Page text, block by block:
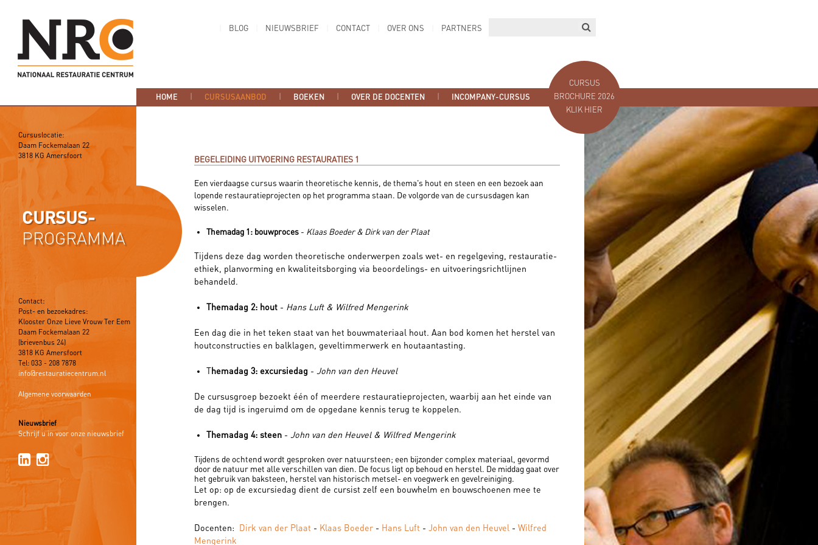
BLOG NIEUWSBRIEF CONTACT OVER ONS PARTNERS
HOME CURSUSAANBOD BOEKEN OVER DE DOCENTEN INCOMPANY-CURSUS
Cursuslocatie:
Daam Fockemalaan 22
3818 KG Amersfoort
CURSUS-
PROGRAMMA
Contact:
Post- en bezoekadres:
Klooster Onze Lieve Vrouw Ter Eem
Daam Fockemalaan 22
(brievenbus 24)
3818 KG Amersfoort
Tel: 033 - 208 7878
info@restauratiecentrum.nl
Algemene voorwaarden
Nieuwsbrief
Schrijf u in voor onze nieuwsbrief
BEGELEIDING UITVOERING RESTAURATIES 1
Een vierdaagse cursus waarin theoretische kennis, de thema's hout en steen en een bezoek aan
lopende restauratieprojecten op het programma staan. De volgorde van de cursusdagen kan
wisselen.
Themadag 1: bouwproces - Klaas Boeder & Dirk van der Plaat
Tijdens deze dag worden theoretische onderwerpen zoals wet- en regelgeving, restauratie-
ethiek, planvorming en kwaliteitsborging via beoordelings- en uitvoeringsrichtlijnen
behandeld.
Themadag 2: hout - Hans Luft & Wilfred Mengerink
Een dag die in het teken staat van het bouwmateriaal hout. Aan bod komen het herstel van
houtconstructies en balklagen, geveltimmerwerk en houtaantasting.
T hemadag 3: excursiedag - John van den Heuvel
De cursusgroep bezoekt één of meerdere restauratieprojecten, waarbij aan het einde van
de dag tijd is ingeruimd om de opgedane kennis terug te koppelen.
Themadag 4: steen - John van den Heuvel & Wilfred Mengerink
Tijdens de ochtend wordt gesproken over natuursteen; een bijzonder complex materiaal, gevormd
door de natuur met alle verschillen van dien. De focus ligt op behoud en herstel. De middag gaat over
het gebruik van baksteen, herstel van historisch metsel- en voegwerk en gevelreiniging.
Let op: op de excursiedag dient de cursist zelf een bouwhelm en bouwschoenen mee te
brengen.
Docenten: Dirk van der Plaat - Klaas Boeder - Hans Luft - John van den Heuvel - Wilfred
Mengerink
CURSUS
BROCHURE 2026
KLIK HIER